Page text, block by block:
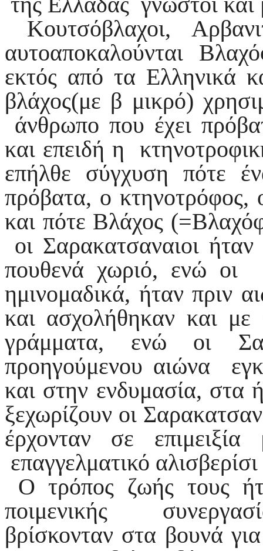
Κουτσόβλαχοι,
αυτοαποκαλούνται
εκτός από τα Ελληνικά
βλάχος(με β μικρό)
άνθρωπο που έχει
και επειδή η
επήλθε σύγχυση πότε
πρόβατα, ο κτηνοτρόφος,
και πότε Βλάχος
οι Σαρακατσαναιοι
πουθενά χωριό, ενώ οι
ημινομαδικά, ήταν πριν
και ασχολήθηκαν και με
γράμματα, ενώ οι
προηγούμενου αιώνα
και στην ενδυμασία, στα
ξεχωρίζουν οι
έρχονταν σε
επαγγελματικό αλισβερίσι
Ο τρόπος ζωής τους
ποιμενικής
βρίσκονταν στα βουνά